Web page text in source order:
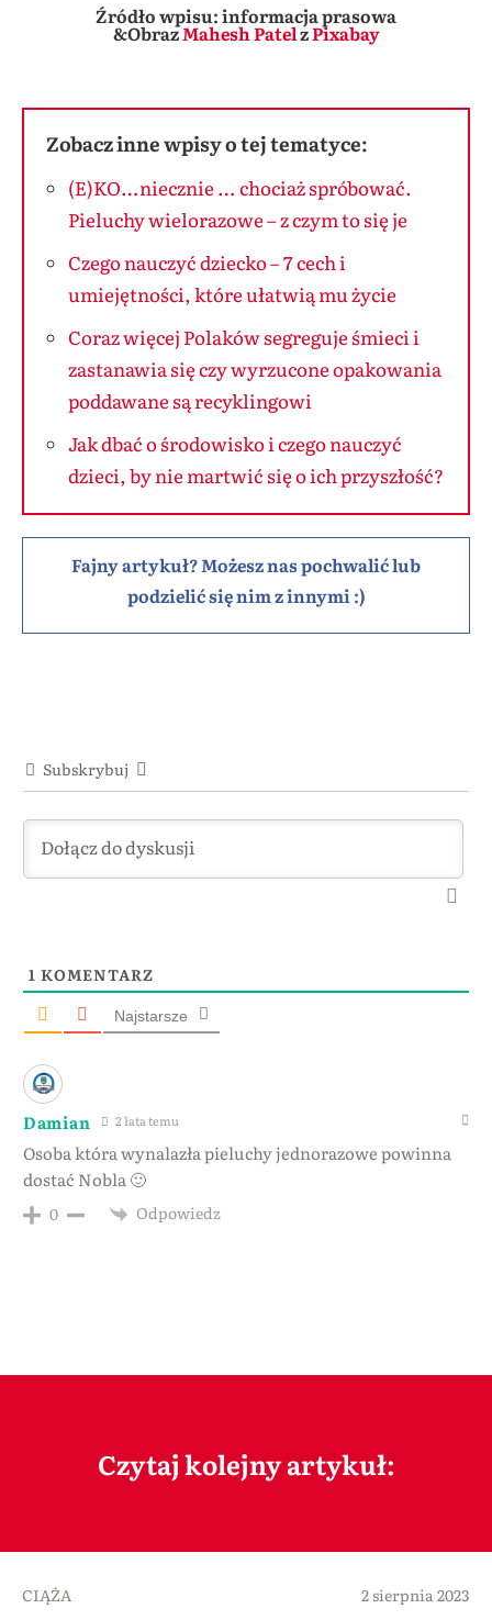
Źródło wpisu: informacja prasowa
&ObrazMahesh PatelzPixabay
Zobacz inne wpisy o tej tematyce:
(E)KO…niecznie … chociaż spróbować.
Pieluchy wielorazowe – z czym to się je
Czego nauczyć dziecko – 7 cech i
umiejętności, które ułatwią mu życie
Coraz więcej Polaków segreguje śmieci i
zastanawia się czy wyrzucone opakowania
poddawane są recyklingowi
Jak dbać o środowisko i czego nauczyć
dzieci, by nie martwić się o ich przyszłość?
Fajny artykuł? Możesz nas pochwalić lub
podzielić się nim z innymi :)
Subskrybuj
1 KOMENTARZ
Najstarsze
Damian 2 lata temu
Osoba która wynalazła pieluchy jednorazowe powinna
dostać Nobla 🙂
0 Odpowiedz
Czytaj kolejny artykuł:
CIĄŻA 2 sierpnia 2023